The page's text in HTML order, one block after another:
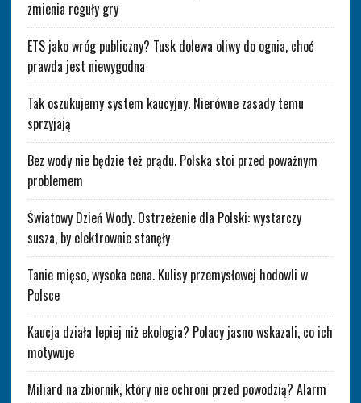
zmienia reguły gry
ETS jako wróg publiczny? Tusk dolewa oliwy do ognia, choć
prawda jest niewygodna
Tak oszukujemy system kaucyjny. Nierówne zasady temu
sprzyjają
Bez wody nie będzie też prądu. Polska stoi przed poważnym
problemem
Światowy Dzień Wody. Ostrzeżenie dla Polski: wystarczy
susza, by elektrownie stanęły
Tanie mięso, wysoka cena. Kulisy przemysłowej hodowli w
Polsce
Kaucja działa lepiej niż ekologia? Polacy jasno wskazali, co ich
motywuje
Miliard na zbiornik, który nie ochroni przed powodzią? Alarm